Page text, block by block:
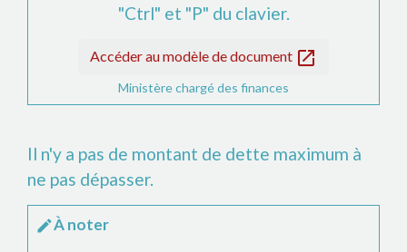
"Ctrl" et "P" du clavier.
Accéder au modèle de document open_in_new
Ministère chargé des finances
Il n'y a pas de montant de dette maximum à
ne pas dépasser.
editÀ noter